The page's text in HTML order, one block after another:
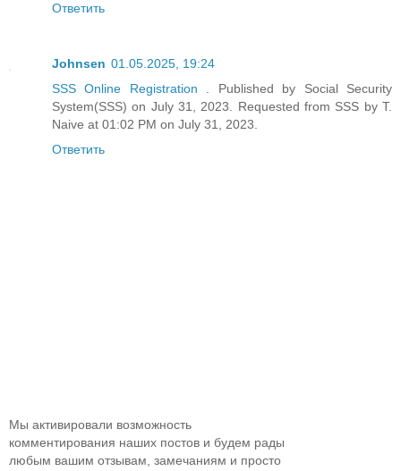
Ответить
Johnsen 01.05.2025, 19:24
SSS Online Registration . Published by Social Security
System(SSS) on July 31, 2023. Requested from SSS by T.
Naive at 01:02 PM on July 31, 2023.
Ответить
Мы активировали возможность
комментирования наших постов и будем рады
любым вашим отзывам, замечаниям и просто